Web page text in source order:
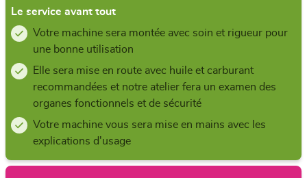
Le service avant tout
Votre machine sera montée avec soin et rigueur pour
une bonne utilisation
Elle sera mise en route avec huile et carburant
recommandées et notre atelier fera un examen des
organes fonctionnels et de sécurité
Votre machine vous sera mise en mains avec les
explications d'usage